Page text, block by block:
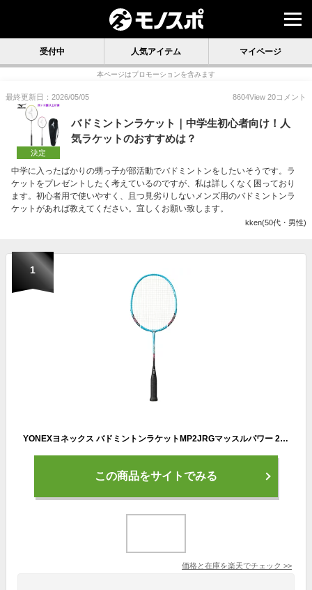
受付中 人気アイテム マイページ
本ページはプロモーションを含みます
最終更新日：2026/05/05 8604View 20コメント
決定
バドミントンラケット｜中学生初心者向け！人
気ラケットのおすすめは？
中学に入ったばかりの甥っ子が部活動でバドミントンをしたいそうです。ラ
ケットをプレゼントしたく考えているのですが、私は詳しくなく困っており
ます。初心者用で使いやすく、且つ見劣りしないメンズ用のバドミントンラ
ケットがあれば教えてください。宜しくお願い致します。
kken(50代・男性)
1
YONEXヨネックス バドミントンラケットMP2JRGマッスルパワー 2 ジュニア
この商品をサイトでみる
価格と在庫を楽天でチェック >>